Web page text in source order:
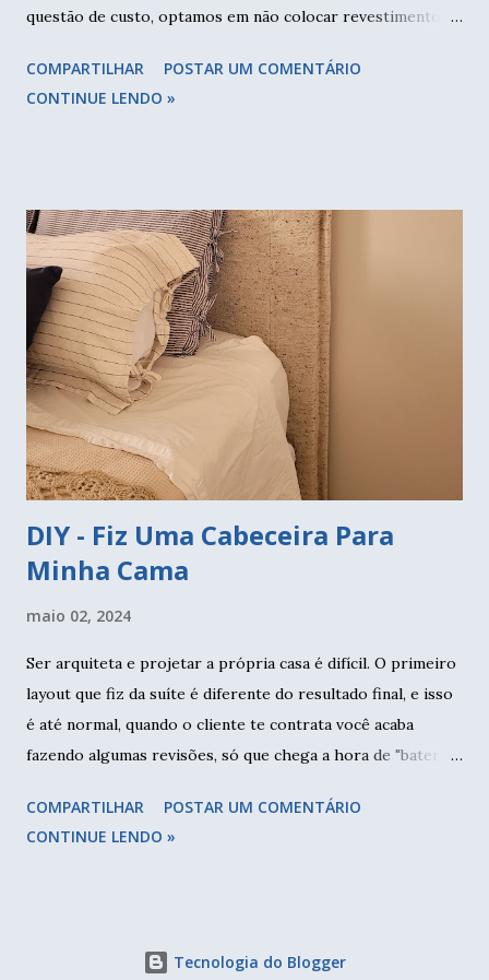
questão de custo, optamos em não colocar revestimento
no box e meia parede no restante do banheiro. Nem foi por
questão de custo, mas para deixar mais leve o ambiente. E
na bancada, atualmente temos feito muitos projetos assim.
O importante é colocar o azulejo sobre a bancada e vedar
muito bem com rejunte. Vamos começar pelo banheiro. O
azulejo protege as paredes da água e foi muito comum usá-
los em todas do banheiro. Quem se lembra da casa da Vó
com aqueles azulejinhos decorados que tanto fazem
sucesso hoje? Pois então, você pode colocar revestimento
apenas nas paredes do box, assim elas estarão protegi...
COMPARTILHAR
POSTAR UM COMENTÁRIO
CONTINUE LENDO »
DIY - Fiz Uma Cabeceira Para
Minha Cama
maio 02, 2024
Ser arquiteta e projetar a própria casa é difícil. O primeiro
layout que fiz da suíte é diferente do resultado final, e isso
é até normal, quando o cliente te contrata você acaba
fazendo algumas revisões, só que chega a hora de "bater o
cego não pode ser eliminado, pois os fios estão passando
por ele, por isso a colocação de quadros era indispensável.
lateral da cama queen (antigamente as camas eram de casal,
COMPARTILHAR
POSTAR UM COMENTÁRIO
CONTINUE LENDO »
Tecnologia do Blogger